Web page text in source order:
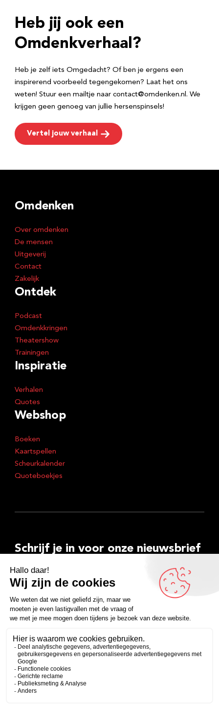
r
e
Heb jij ook een
Omdenkverhaal?
Heb je zelf iets Omgedacht? Of ben je ergens een
inspirerend voorbeeld tegengekomen? Laat het ons
weten! Stuur een mailtje naar contact@omdenken.nl. We
krijgen geen genoeg van jullie hersenspinsels!
Vertel jouw verhaal
Omdenken
Over omdenken
De mensen
Uitgeverij
Contact
Zakelijk
Ontdek
Podcast
Omdenkkringen
Theatershow
Trainingen
Inspiratie
Verhalen
Quotes
Webshop
Boeken
Kaartspellen
Scheurkalender
Quoteboekjes
Schrijf je in voor onze nieuwsbrief
E-
mailadres
Inschrijven
FacebookInstagramLinkedInYouTubeSpotify
Copyright 2026